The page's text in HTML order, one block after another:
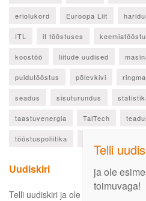
eriolukord Euroopa Liit
ITL it tööstuses
koostöö liitude uudised
puidutööstus põlevkivi
seadus sisuturundus
taastuvenergia TalTech
tööstuspoliitika
Uudiskiri
Telli uudiskiri ja ole esimesena
ja ole
toimuvaga!